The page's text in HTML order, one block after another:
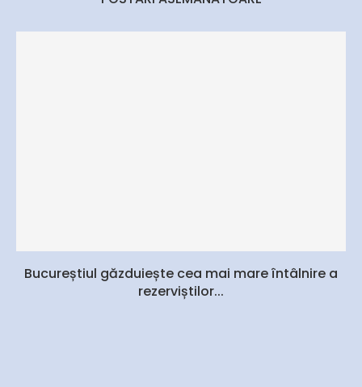
Bucureștiul găzduiește cea mai mare întâlnire a
rezerviștilor...